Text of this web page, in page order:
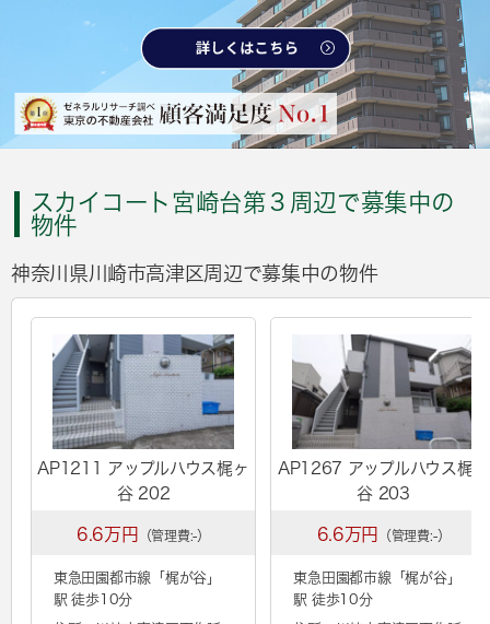
スカイコート宮崎台第３周辺で募集中の
物件
神奈川県川崎市高津区周辺で募集中の物件
AP1211 アップルハウス梶ヶ
谷 202
6.6万円 （管理費:-）
東急田園都市線「 梶が谷 」
駅 徒歩10分
AP1267 アップルハウス梶ヶ
谷 203
6.6万円 （管理費:-）
東急田園都市線「梶が谷」
駅 徒歩10分